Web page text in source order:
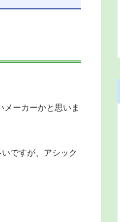
ーカーかと思いま
ですが、アシック